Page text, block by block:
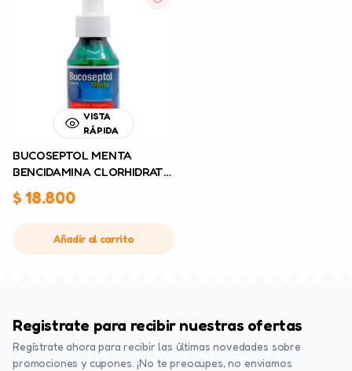
VISTA
RÁPIDA
BUCOSEPTOL MENTA
BENCIDAMINA CLORHIDRATO
X 120 ML
$18.800
Añadir al carrito
Registrate para recibir nuestras ofertas
Regístrate ahora para recibir las últimas novedades sobre
promociones y cupones. ¡No te preocupes, no enviamos